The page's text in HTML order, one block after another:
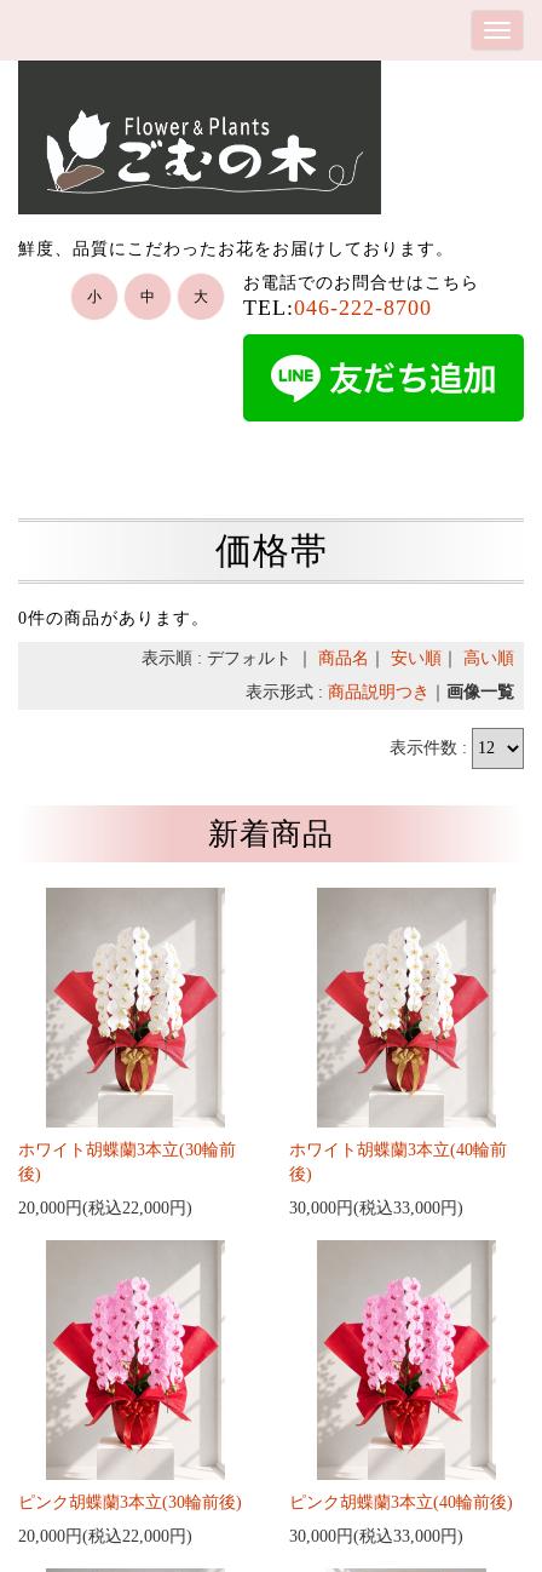
鮮度、品質にこだわったお花をお届けしております。
お電話でのお問合せはこちら
TEL:046-222-8700
小 中 大
価格帯
0件の商品があります。
表示順 : デフォルト ｜ 商品名 安い順
高い順
表示形式 : 商品説明つき 画像一覧
表示件数 :
新着商品
ホワイト胡蝶蘭3本立(30輪前
後)
20,000円(税込22,000円)
ホワイト胡蝶蘭3本立(40輪前
後)
30,000円(税込33,000円)
ピンク胡蝶蘭3本立(30輪前後)
20,000円(税込22,000円)
ピンク胡蝶蘭3本立(40輪前後)
30,000円(税込33,000円)